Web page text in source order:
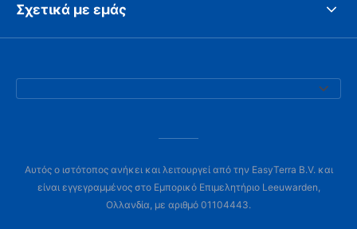
Σχετικά με εμάς
Αυτός ο ιστότοπος ανήκει και λειτουργεί από την EasyTerra B.V. και
είναι εγγεγραμμένος στο Εμπορικό Επιμελητήριο Leeuwarden,
Ολλανδία, με αριθμό 01104443.